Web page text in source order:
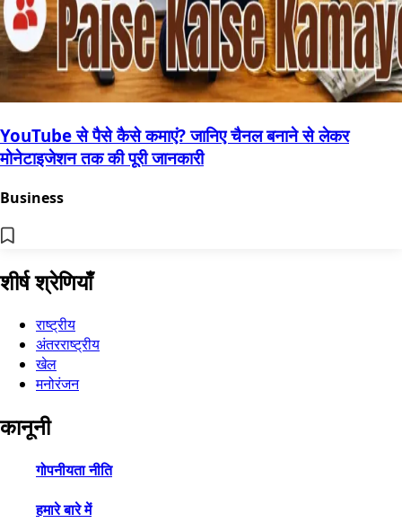
YouTube से पैसे कैसे कमाएं? जानिए चैनल बनाने से लेकर
मोनेटाइजेशन तक की पूरी जानकारी
Business
शीर्ष श्रेणियाँ
राष्ट्रीय
अंतरराष्ट्रीय
खेल
मनोरंजन
कानूनी
गोपनीयता नीति
हमारे बारे में